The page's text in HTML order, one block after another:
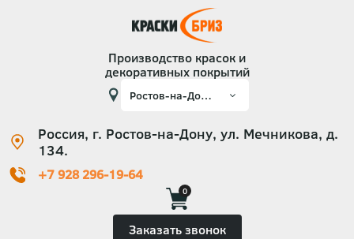
Производство красок и
декоративных покрытий
Россия, г. Ростов-на-Дону, ул. Мечникова, д.
134.
+7 928 296-19-64
0
Заказать звонок